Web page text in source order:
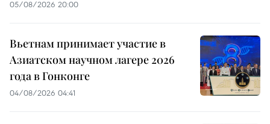
05/08/2026 20:00
Вьетнам принимает участие в
Азиатском научном лагере 2026
года в Гонконге
04/08/2026 04:41